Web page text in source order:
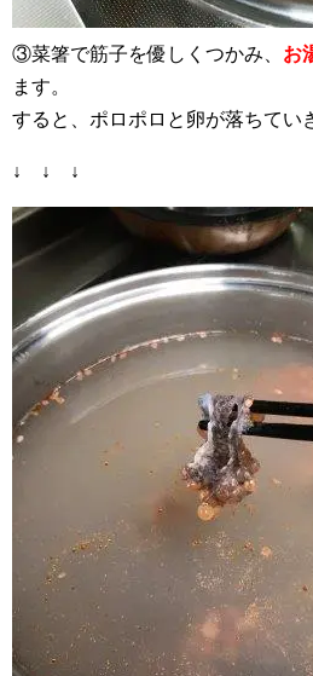
③菜箸で筋子を優しくつかみ、 お
ます。
すると、ポロポロと卵が落ちてい
↓ ↓ ↓